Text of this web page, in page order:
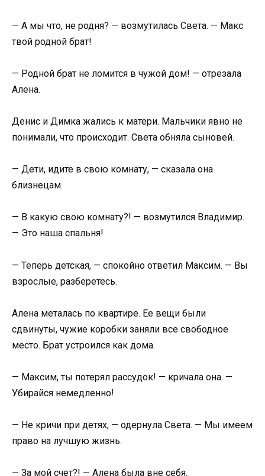
— А мы что, не родня? — возмутилась Света. — Макс
твой родной брат!
— Родной брат не ломится в чужой дом! — отрезала
Алена.
Денис и Димка жались к матери. Мальчики явно не
понимали, что происходит. Света обняла сыновей.
— Дети, идите в свою комнату, — сказала она
близнецам.
— В какую свою комнату?! — возмутился Владимир.
— Это наша спальня!
— Теперь детская, — спокойно ответил Максим. — Вы
взрослые, разберетесь.
Алена металась по квартире. Ее вещи были
сдвинуты, чужие коробки заняли все свободное
место. Брат устроился как дома.
— Максим, ты потерял рассудок! — кричала она. —
Убирайся немедленно!
— Не кричи при детях, — одернула Света. — Мы имеем
право на лучшую жизнь.
— За мой счет?! — Алена была вне себя.